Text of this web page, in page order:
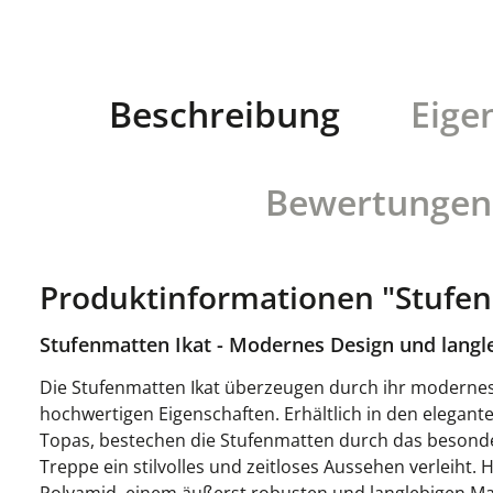
Beschreibung
Bewertungen
Produktinformationen
Stufenmatten Ikat - Modernes Design und
Die Stufenmatten Ikat überzeugen durch ihr
hochwertigen Eigenschaften. Erhältlich in den
Topas, bestechen die Stufenmatten durch das
Treppe ein stilvolles und zeitloses Aussehen verleiht.